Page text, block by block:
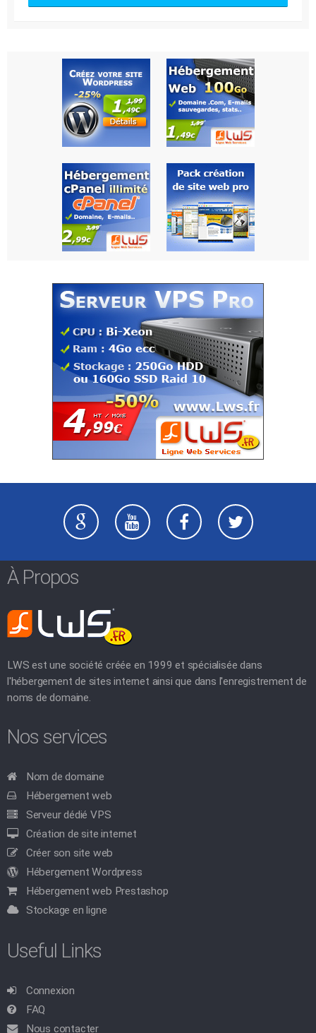
À Propos
LWS est une société créée en 1999 et spécialisée dans
l'hébergement de sites internet ainsi que dans l'enregistrement de
noms de domaine.
Nos services
Nom de domaine
Hébergement web
Serveur dédié VPS
Création de site internet
Créer son site web
Hébergement Wordpress
Hébergement web Prestashop
Stockage en ligne
Useful Links
Connexion
FAQ
Nous contacter